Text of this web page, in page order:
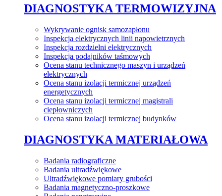
DIAGNOSTYKA TERMOWIZYJNA
Wykrywanie ognisk samozapłonu
Inspekcja elektrycznych linii napowietrznych
Inspekcja rozdzielni elektrycznych
Inspekcja podajników taśmowych
Ocena stanu technicznego maszyn i urządzeń
elektrycznych
Ocena stanu izolacji termicznej urządzeń
energetycznych
Ocena stanu izolacji termicznej magistrali
ciepłowniczych
Ocena stanu izolacji termicznej budynków
DIAGNOSTYKA MATERIAŁOWA
Badania radiograficzne
Badania ultradźwiękowe
Ultradźwiękowe pomiary grubości
Badania magnetyczno-proszkowe